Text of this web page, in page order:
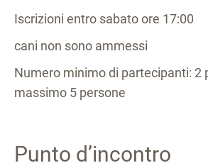
Iscrizioni entro sabato ore 17:00
cani non sono ammessi
Numero minimo di partecipanti: 2
massimo 5 persone
Punto d’incontro